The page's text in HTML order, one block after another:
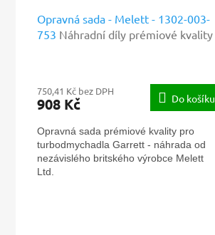
Opravná sada - Melett - 1302-003-
753 Náhradní díly prémiové kvality
750,41 Kč bez DPH
908 Kč Do košíku
Opravná sada prémiové kvality pro
turbodmychadla Garrett - náhrada od
nezávislého britského výrobce Melett
Ltd.